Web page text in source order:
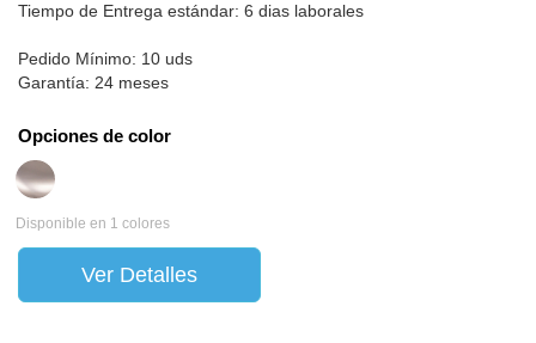
Tiempo de Entrega estándar: 6 dias laborales
Pedido Mínimo: 10 uds
Garantía: 24 meses
Opciones de color
Disponible en 1 colores
Ver Detalles